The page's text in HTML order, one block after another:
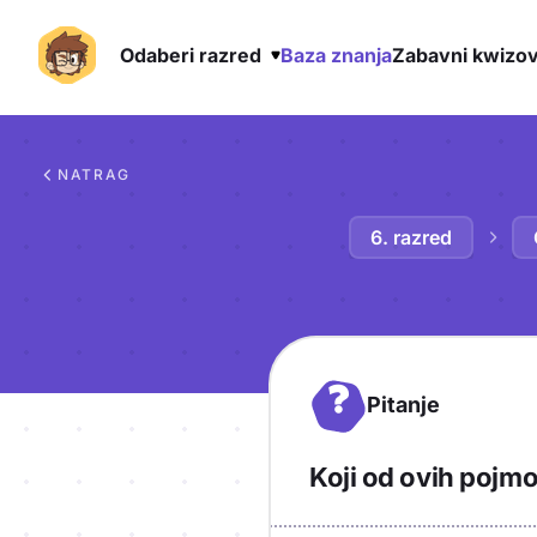
Odaberi razred Baza znanjaZabavni
NATRAG
6. razred
? Pitanje
Koji od ovih